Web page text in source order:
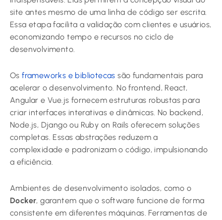
site antes mesmo de uma linha de código ser escrita.
Essa etapa facilita a validação com clientes e usuários,
economizando tempo e recursos no ciclo de
desenvolvimento.
Osframeworks e bibliotecas são fundamentais para
acelerar o desenvolvimento. No frontend, React,
Angular e Vue.js fornecem estruturas robustas para
criar interfaces interativas e dinâmicas. No backend,
Node.js, Django ou Ruby on Rails oferecem soluções
completas. Essas abstrações reduzem a
complexidade e padronizam o código, impulsionando
a eficiência.
Ambientes de desenvolvimento isolados, como o
Docker, garantem que o software funcione de forma
consistente em diferentes máquinas. Ferramentas de